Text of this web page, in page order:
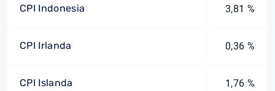
CPI Indonesia 3,81 %
CPI Irlanda 0,36 %
CPI Islanda 1,76 %